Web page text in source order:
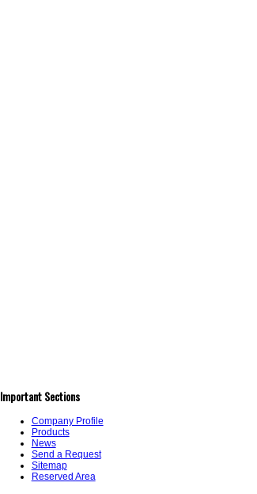
Important Sections
Company Profile
Products
News
Send a Request
Sitemap
Reserved Area